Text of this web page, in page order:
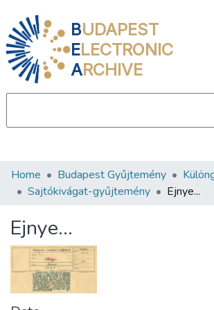
BUDAPEST
ELECTRONIC
ARCHIVE
Communities & Collections
Statistics
About us
Home Budapest Gyűjtemény
Sajtókivágat-gyűjtemény
Ejnye...
Ejnye...